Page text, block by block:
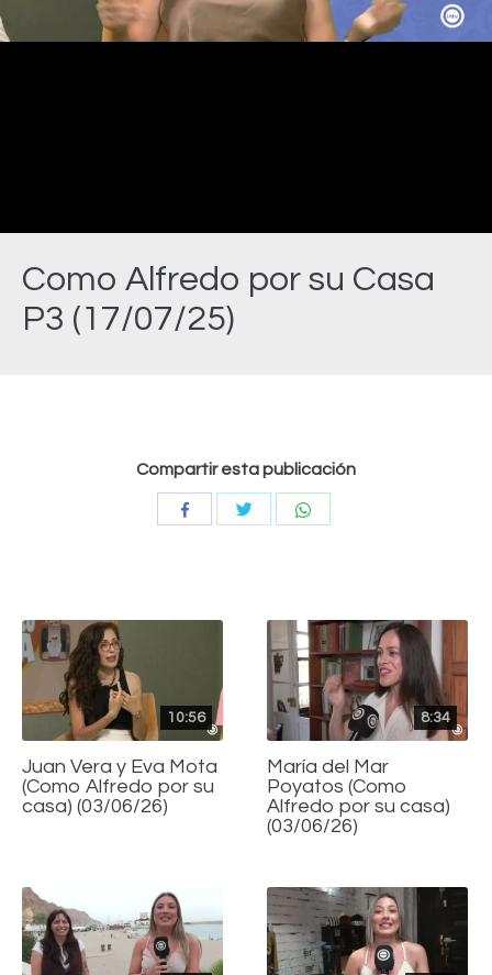
Como Alfredo por su Casa
P3 (17/07/25)
Video
Compartir esta publicación
CompartirCompartir
10:56
Juan Vera y Eva Mota
(Como Alfredo por su
casa) (03/06/26)
8:34
María del Mar
Poyatos (Como
Alfredo por su casa)
(03/06/26)